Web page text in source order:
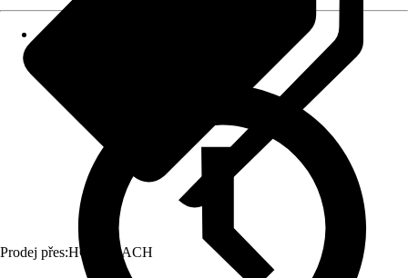
Prodej přes:HORNBACH